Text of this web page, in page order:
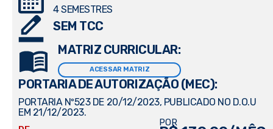
4 SEMESTRES
SEM TCC
MATRIZ CURRICULAR:
ACESSAR MATRIZ
PORTARIA DE AUTORIZAÇÃO (MEC):
PORTARIA Nº523 DE 20/12/2023, PUBLICADO NO D.O.U
EM 21/12/2023.
POR